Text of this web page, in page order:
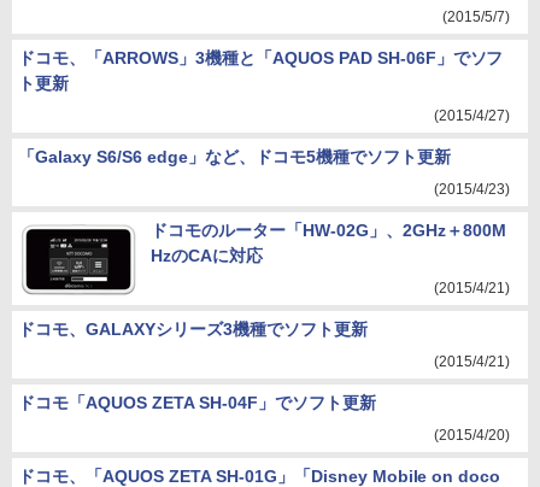
(2015/5/7)
ドコモ、「ARROWS」3機種と「AQUOS PAD SH-06F」でソフ
ト更新
(2015/4/27)
「Galaxy S6/S6 edge」など、ドコモ5機種でソフト更新
(2015/4/23)
ドコモのルーター「HW-02G」、2GHz＋800M
HzのCAに対応
(2015/4/21)
ドコモ、GALAXYシリーズ3機種でソフト更新
(2015/4/21)
ドコモ「AQUOS ZETA SH-04F」でソフト更新
(2015/4/20)
ドコモ、「AQUOS ZETA SH-01G」「Disney Mobile on doco